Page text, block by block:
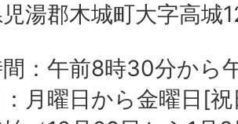
湯郡木城町大字高城
：午前8時30分から
月曜日から金曜日[